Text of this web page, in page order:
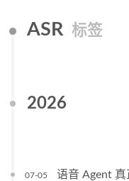
ASR 标签
2026
07-05 语音 Agent